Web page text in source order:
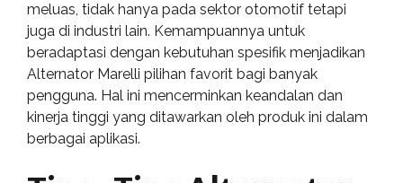
meluas, tidak hanya pada sektor otomotif tetapi
juga di industri lain. Kemampuannya untuk
beradaptasi dengan kebutuhan spesifik menjadikan
Alternator Marelli pilihan favorit bagi banyak
pengguna. Hal ini mencerminkan keandalan dan
kinerja tinggi yang ditawarkan oleh produk ini dalam
berbagai aplikasi.